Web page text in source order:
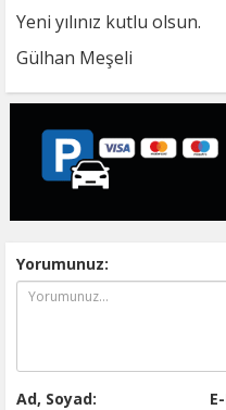
Yeni yılınız kutlu olsun.
Gülhan Meşeli
Yorumunuz:
Ad, Soyad: